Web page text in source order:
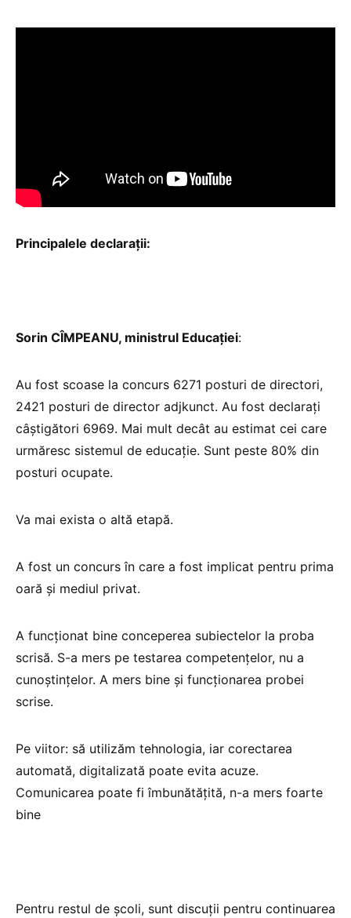
Principalele declarații:
Sorin CÎMPEANU, ministrul Educației:
Au fost scoase la concurs 6271 posturi de directori,
2421 posturi de director adjkunct. Au fost declarați
câștigători 6969. Mai mult decât au estimat cei care
urmăresc sistemul de educație. Sunt peste 80% din
posturi ocupate.
Va mai exista o altă etapă.
A fost un concurs în care a fost implicat pentru prima
oară și mediul privat.
A funcționat bine conceperea subiectelor la proba
scrisă. S-a mers pe testarea competențelor, nu a
cunoștințelor. A mers bine și funcționarea probei
scrise.
Pe viitor: să utilizăm tehnologia, iar corectarea
automată, digitalizată poate evita acuze.
Comunicarea poate fi îmbunătățită, n-a mers foarte
bine
Pentru restul de școli, sunt discuții pentru continuarea